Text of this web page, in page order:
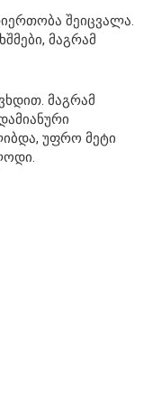
შეიცვალა.
მაგრამ
მაგრამ
უფრო მეტი